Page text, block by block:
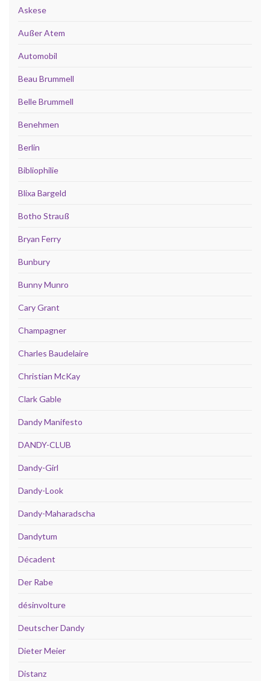
Askese
Außer Atem
Automobil
Beau Brummell
Belle Brummell
Benehmen
Berlin
Bibliophilie
Blixa Bargeld
Botho Strauß
Bryan Ferry
Bunbury
Bunny Munro
Cary Grant
Champagner
Charles Baudelaire
Christian McKay
Clark Gable
Dandy Manifesto
DANDY-CLUB
Dandy-Girl
Dandy-Look
Dandy-Maharadscha
Dandytum
Décadent
Der Rabe
désinvolture
Deutscher Dandy
Dieter Meier
Distanz